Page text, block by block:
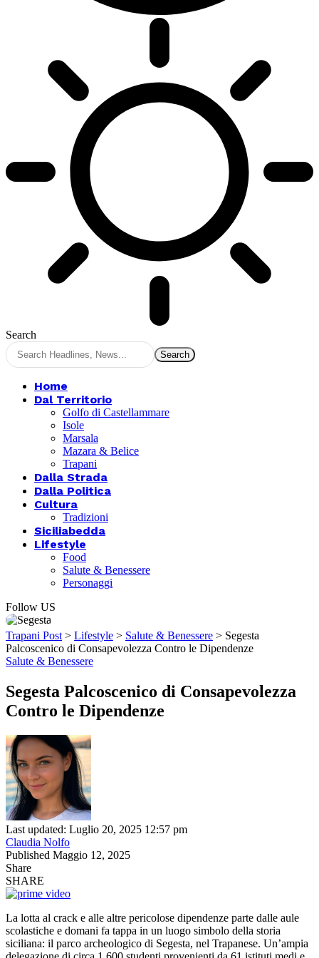
Search
Home
Dal Territorio
Golfo di Castellammare
Isole
Marsala
Mazara & Belice
Trapani
Dalla Strada
Dalla Politica
Cultura
Tradizioni
Siciliabedda
Lifestyle
Food
Salute & Benessere
Personaggi
Follow US
Trapani Post > Lifestyle > Salute & Benessere > Segesta
Palcoscenico di Consapevolezza Contro le Dipendenze
Salute & Benessere
Segesta Palcoscenico di Consapevolezza
Contro le Dipendenze
Last updated: Luglio 20, 2025 12:57 pm
Claudia Nolfo
Published Maggio 12, 2025
Share
SHARE
La lotta al crack e alle altre pericolose dipendenze parte dalle aule
scolastiche e domani fa tappa in un luogo simbolo della storia
siciliana: il parco archeologico di Segesta, nel Trapanese. Un’ampia